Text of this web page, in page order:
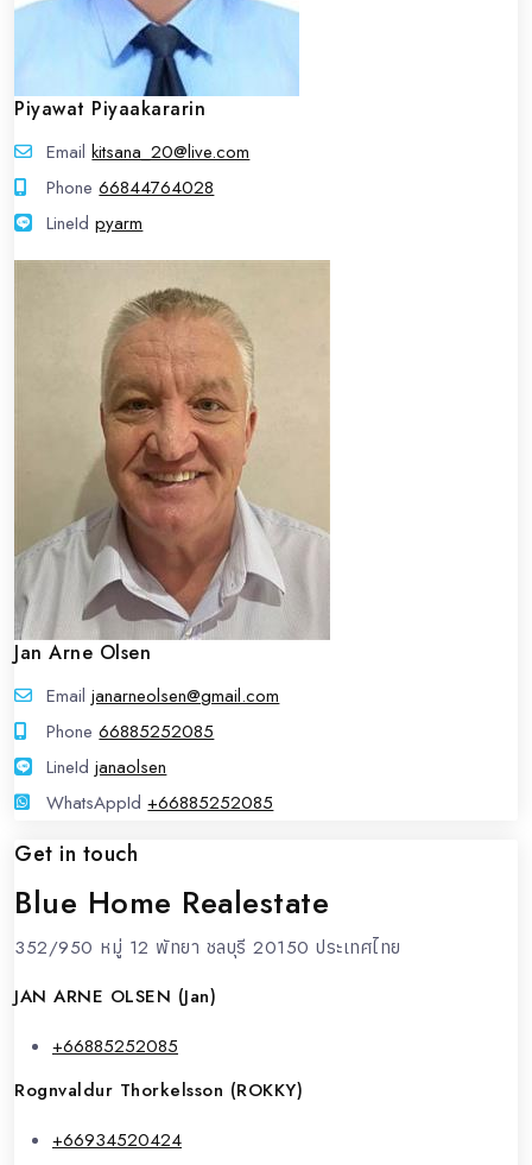
Piyawat Piyaakararin
Email kitsana_20@live.com
Phone 66844764028
LineId
LineId pyarm
Jan Arne Olsen
Email janarneolsen@gmail.com
Phone 66885252085
LineId
LineId janaolsen
WhatsAppId
WhatsAppId +66885252085
Get in touch
Blue Home Realestate
352/950 หมู่ 12 พัทยา ชลบุรี 20150 ประเทศไทย
JAN ARNE OLSEN (Jan)
+66885252085
Rognvaldur Thorkelsson (ROKKY)
+66934520424